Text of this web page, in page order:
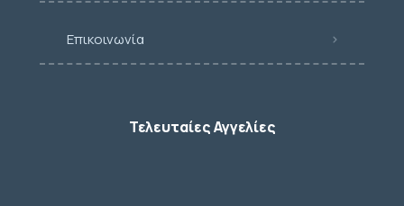
Επικοινωνία
Τελευταίες Αγγελίες